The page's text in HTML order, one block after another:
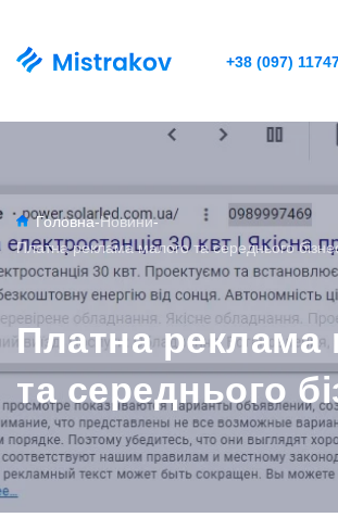
+38 (097)
Головна-Новини-
Платна реклама малого та середнього
Платна реклама
та середнього